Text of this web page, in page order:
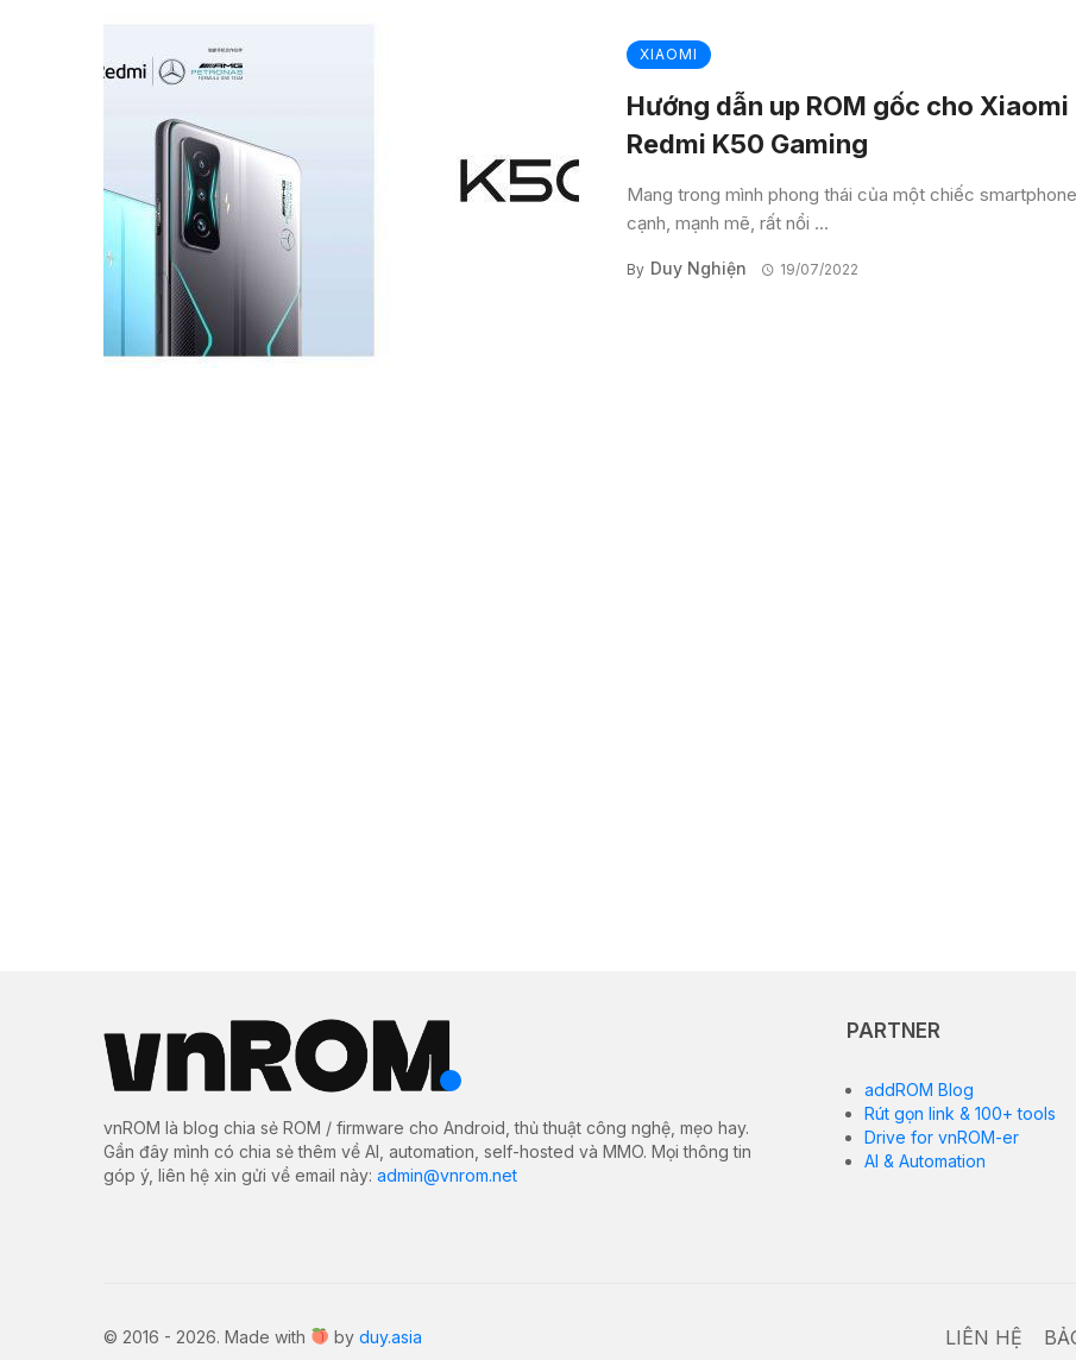
XIAOMI
Hướng dẫn up ROM gốc cho Xiaomi
Redmi K50 Gaming
Mang trong mình phong thái của một chiếc
cạnh, mạnh mẽ, rất nổi ...
By Duy Nghiện 19/07/2022
vnROM là blog chia sẻ ROM / firmware cho Android, thủ thuật công nghệ, mẹo hay.
Gần đây mình có chia sẻ thêm về AI, automation, self-hosted và MMO. Mọi thông tin
góp ý, liên hệ xin gửi về email này: admin@vnrom.net
PARTNER
addROM Blog
Rút gọn link & 100+ tools
Drive for vnROM-er
AI & Automation
© 2016 - 2026. Made with by duy.asia LIÊN HỆ